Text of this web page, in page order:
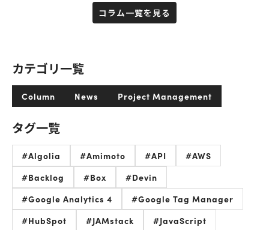
コラム一覧を見る
カテゴリ一覧
Column News Project Management
タグ一覧
#Algolia #Amimoto #API
#AWS
#Backlog
#Box
#Devin
#Google Analytics 4
#Google Tag Manager
#HubSpot
#JAMstack
#JavaScript